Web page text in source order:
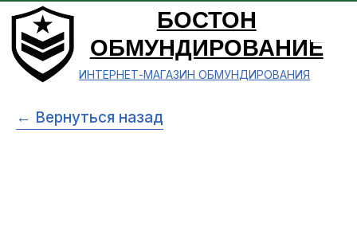
БОСТОН
ОБМУНДИРОВАНИЕ
ИНТЕРНЕТ-МАГАЗИН ОБМУНДИРОВАНИЯ
← Вернуться назад